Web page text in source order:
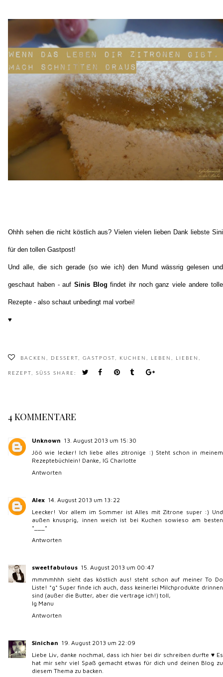
Ohhh sehen die nicht köstlich aus? Vielen vielen lieben Dank liebste Sini
für den tollen Gastpost!
Und alle, die sich gerade (so wie ich) den Mund wässrig gelesen und
geschaut haben - auf Sinis Blog findet ihr noch ganz viele andere tolle
Rezepte - also schaut unbedingt mal vorbei!
♥
BACKEN, DESSERT, GASTPOST, KUCHEN, LEBEN, LIEBEN,
REZEPT, SÜSS SHARE:
4 KOMMENTARE
Unknown 13. August 2013 um 15:30
Jöö wie lecker! Ich liebe alles zitronige :) Steht schon in meinem
Rezeptebüchlein! Danke, lG Charlotte
Antworten
Alex 14. August 2013 um 13:22
Leecker! Vor allem im Sommer ist Alles mit Zitrone super :) Und
außen knusprig, innen weich ist bei Kuchen sowieso am besten
*___*
Antworten
sweetfabulous 15. August 2013 um 00:47
mmmmhhh sieht das köstlich aus! steht schon auf meiner To Do
Liste! *g* Super finde ich auch, dass keinerlei Milchprodukte drinnen
sind (außer die Butter, aber die vertrage ich!) toll,
lg Manu
Antworten
Sinichan 19. August 2013 um 22:09
Liebe Liv, danke nochmal, dass ich hier bei dir schreiben durfte ♥ Es
hat mir sehr viel Spaß gemacht etwas für dich und deinen Blog zu
diesem Thema zu backen.